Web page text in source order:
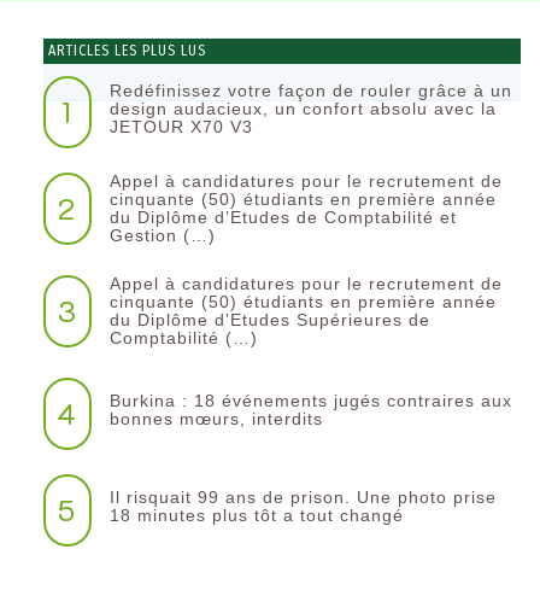
ARTICLES LES PLUS LUS
1
Redéfinissez votre façon de rouler grâce à un
design audacieux, un confort absolu avec la
JETOUR X70 V3
2
Appel à candidatures pour le recrutement de
cinquante (50) étudiants en première année
du Diplôme d’Etudes de Comptabilité et
Gestion (…)
3
Appel à candidatures pour le recrutement de
cinquante (50) étudiants en première année
du Diplôme d’Etudes Supérieures de
Comptabilité (…)
4
Burkina : 18 événements jugés contraires aux
bonnes mœurs, interdits
5
Il risquait 99 ans de prison. Une photo prise
18 minutes plus tôt a tout changé